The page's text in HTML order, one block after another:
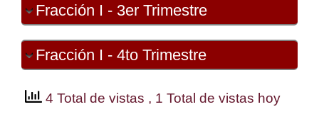
Fracción I - 3er Trimestre
Fracción I - 4to Trimestre
4 Total de vistas , 1 Total de vistas hoy